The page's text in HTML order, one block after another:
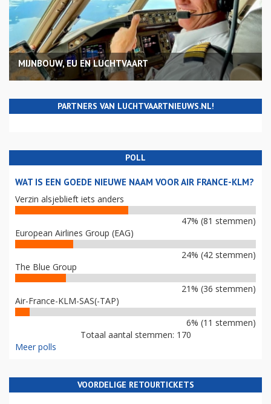
MIJNBOUW, EU EN LUCHTVAART
PARTNERS VAN LUCHTVAARTNIEUWS.NL!
POLL
WAT IS EEN GOEDE NIEUWE NAAM VOOR AIR FRANCE-KLM?
Verzin alsjeblieft iets anders
47% (81 stemmen)
European Airlines Group (EAG)
24% (42 stemmen)
The Blue Group
21% (36 stemmen)
Air-France-KLM-SAS(-TAP)
6% (11 stemmen)
Totaal aantal stemmen: 170
Meer polls
VOORDELIGE RETOURTICKETS